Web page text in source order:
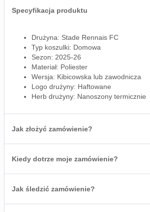
Specyfikacja produktu
Drużyna: Stade Rennais FC
Typ koszulki: Domowa
Sezon: 2025-26
Materiał: Poliester
Wersja: Kibicowska lub zawodnicza
Logo drużyny: Haftowane
Herb drużyny: Nanoszony termicznie
Jak złożyć zamówienie?
Kiedy dotrze moje zamówienie?
Jak śledzić zamówienie?